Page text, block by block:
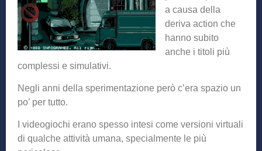
a causa della
deriva action che
hanno subito
anche i titoli più
complessi e simulativi.
Negli anni della sperimentazione però c’era spazio un
po’ per tutto.
I videogiochi erano spesso intesi come versioni virtuali
di qualche attività umana, specialmente le più